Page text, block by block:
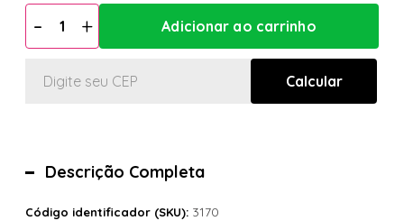
Descrição Completa
Código identificador (SKU): 3170